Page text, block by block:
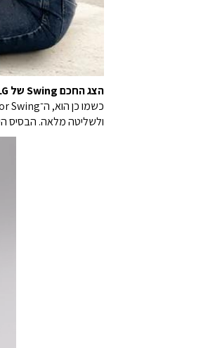
הצג החכם Swing של LG – תצוגה גמישה ונוחה במיוחד
ולשליטה מלאה. הבסיס